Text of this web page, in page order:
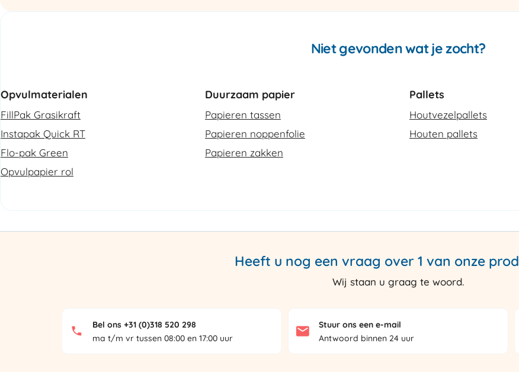
Niet gevonden wat je zocht?
Opvulmaterialen
FillPak Grasikraft
Instapak Quick RT
Flo-pak Green
Opvulpapier rol
Duurzaam papier
Papieren tassen
Papieren noppenfolie
Papieren zakken
Pallets
Houtvezelpallets
Houten pallets
Heeft u nog een vraag over 1 van onze
Wij staan u graag te woord.
Bel ons +31 (0)318 520 298
ma t/m vr tussen 08:00 en 17:00 uur
Stuur ons een e-mail
Antwoord binnen 24 uur